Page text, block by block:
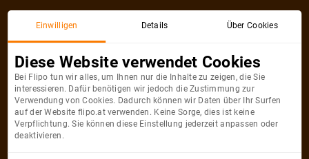
Aktionsticket
Einwilligen Details Über Cookies
Diese Website verwendet Cookies
Bei Flipo tun wir alles, um Ihnen nur die Inhalte zu zeigen, die Sie
interessieren. Dafür benötigen wir jedoch die Zustimmung zur
Verwendung von Cookies. Dadurch können wir Daten über Ihr Surfen
auf der Website flipo.at verwenden. Keine Sorge, dies ist keine
Verpflichtung. Sie können diese Einstellung jederzeit anpassen oder
deaktivieren.